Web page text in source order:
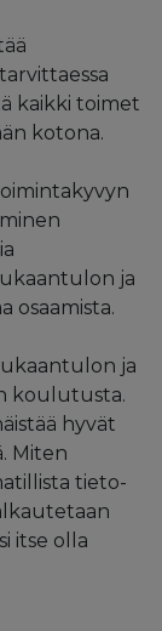
kaikki toimet
kotona.
ja
osaamista.
ja
koulutusta.
hyvät
Miten
tieto-
itse olla